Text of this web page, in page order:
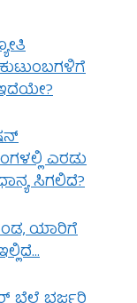
ಎರಡು
ಸಿಗಲಿದೆ?
ಯಾರಿಗೆ